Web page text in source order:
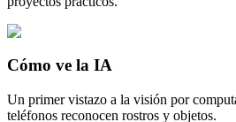
Cómo ve la IA
Un primer vistazo a la visión por
teléfonos reconocen rostros y objetos.